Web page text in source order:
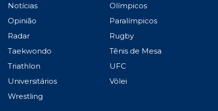
Notícias
Olímpicos
Opinião
Paralímpicos
Radar
Rugby
Taekwondo
Tênis de Mesa
Triathlon
UFC
Universitários
Vôlei
Wrestling